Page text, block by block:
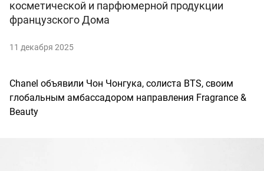
косметической и парфюмерной продукции
французского Дома
11 декабря 2025
Chanel объявили Чон Чонгука, солиста BTS, своим
глобальным амбассадором направления Fragrance &
Beauty